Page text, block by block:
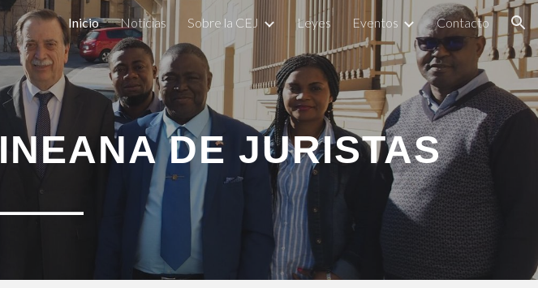
Skip to navigation
Inicio Noticias Sobre la CEJ Leyes Eventos Contacto
DE JURISTAS